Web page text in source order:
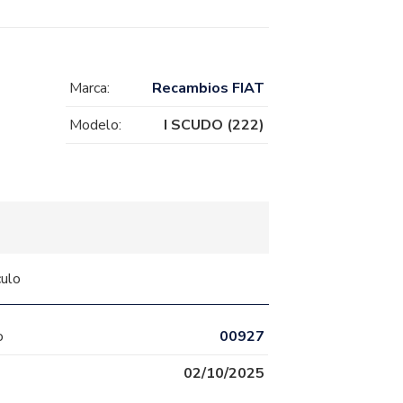
Marca:
Recambios FIAT
Modelo:
I SCUDO (222)
00927
02/10/2025